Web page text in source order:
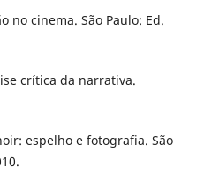
no cinema. São Paulo: Ed.
crítica da narrativa.
espelho e fotografia. São